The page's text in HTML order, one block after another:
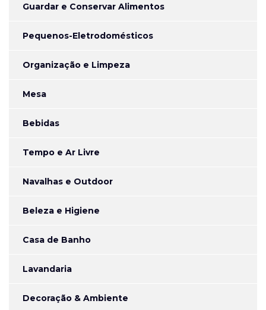
Guardar e Conservar Alimentos
Pequenos-Eletrodomésticos
Organização e Limpeza
Mesa
Bebidas
Tempo e Ar Livre
Navalhas e Outdoor
Beleza e Higiene
Casa de Banho
Lavandaria
Decoração & Ambiente